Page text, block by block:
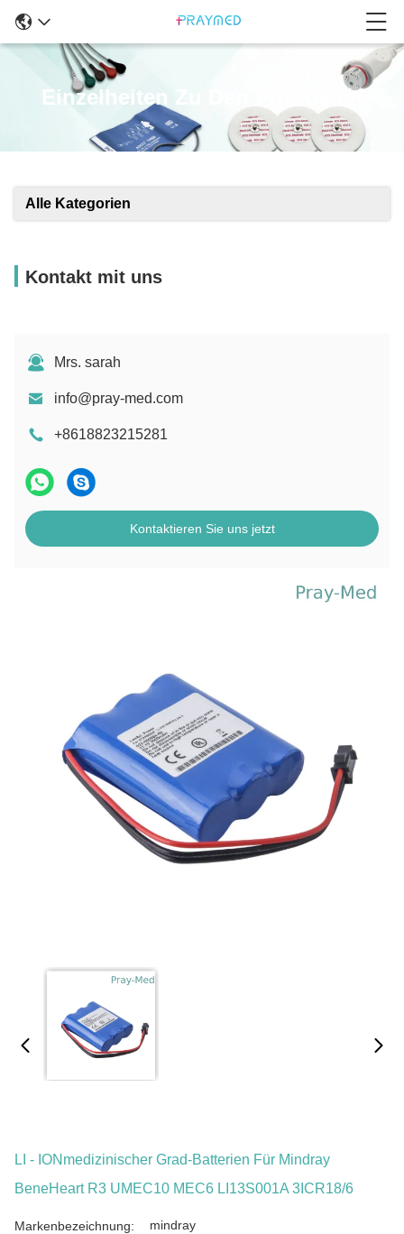
Einzelheiten Zu Den Produkten
Alle Kategorien
Kontakt mit uns
Mrs. sarah
info@pray-med.com
+8618823215281
Kontaktieren Sie uns jetzt
LI - IONmedizinischer Grad-Batterien Für Mindray
BeneHeart R3 UMEC10 MEC6 LI13S001A 3ICR18/6
Markenbezeichnung: mindray